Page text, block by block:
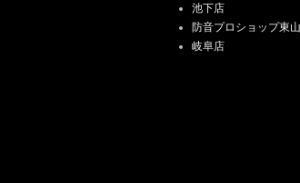
池下店
防音プロショップ東山
岐阜店